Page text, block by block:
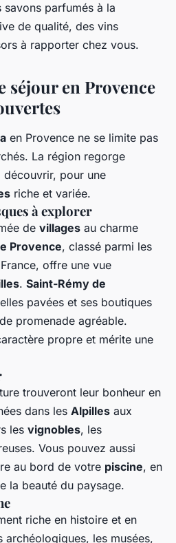
savons parfumés à la
de qualité, des vins
à rapporter chez vous.
séjour en Provence
en Provence ne se limite pas
La région regorge
pour une
riche et variée.
à explorer
de villages au charme
Provence, classé parmi les
offre une vue
. Saint-Rémy de
pavées et ses boutiques
promenade agréable.
propre et mérite une
trouveront leur bonheur en
dans les Alpilles aux
les vignobles, les
Vous pouvez aussi
au bord de votre piscine, en
la beauté du paysage.
riche en histoire et en
archéologiques, les musées,